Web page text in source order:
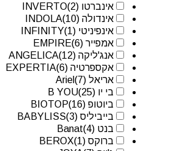
אינברטו INVERTO(2)
אינדולה INDOLA(10)
אינפיניטי INFINITY(1)
אמפייר EMPIRE(6)
אנג'ליקה ANGELICA(12)
אקספרטיה EXPERTIA(6)
אריאל Ariel(7)
בי יו B YOU(25)
ביוטופ BIOTOP(16)
בייביליס BABYLISS(3)
בנט Banat(4)
ברוקס BEROX(1)